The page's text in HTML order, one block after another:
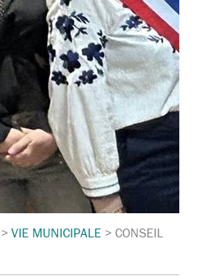
>VIE MUNICIPALE >CONSEIL